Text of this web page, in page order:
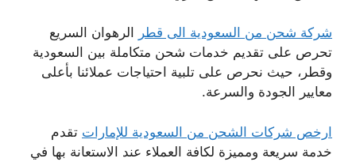
شركة شحن من السعودية الى قطر
الرهوان السريع
تحرص على تقديم خدمات شحن متكاملة بين السعودية
وقطر، حيث نحرص على تلبية احتياجات عملائنا بأعلى
معايير الجودة والسرعة.
ارخص شركات الشحن من السعودية للإمارات تقدم
خدمة سريعة ومميزة لكافة العملاء عند الاستعانة بها في